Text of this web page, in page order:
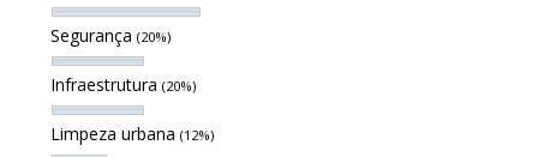
Segurança (20%)
Infraestrutura (20%)
Limpeza urbana (12%)